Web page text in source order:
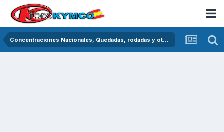
Concentraciones Nacionales, Quedadas, rodadas y otras crónicas del asfalto